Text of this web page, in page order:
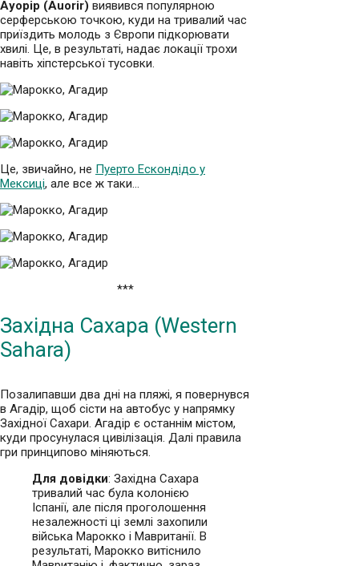
Ауорір (Auorir) виявився популярною
серферською точкою, куди на тривалий час
приїздить молодь з Європи підкорювати
хвилі. Це, в результаті, надає локації трохи
навіть хіпстерської тусовки.
Це, звичайно, не Пуерто Ескондідо у
Мексиці, але все ж таки…
***
Західна Сахара (Western
Sahara)
Позалипавши два дні на пляжі, я повернувся
в Агадір, щоб сісти на автобус у напрямку
Західної Сахари. Агадір є останнім містом,
куди просунулася цивілізація. Далі правила
гри принципово міняються.
Для довідки: Західна Сахара
тривалий час була колонією
Іспанії, але після проголошення
незалежності ці землі захопили
війська Марокко і Мавританії. В
результаті, Марокко витіснило